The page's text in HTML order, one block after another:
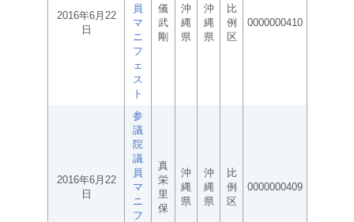
2016年6月22
日
員
マ
ニ
フ
ェ
ス
ト
儀
武
剛
沖
縄
県
沖
縄
県
比
例
区
0000000410
2016年6月22
日
参
議
院
議
員
マ
ニ
フ
真
栄
里
保
沖
縄
県
沖
縄
県
比
例
区
0000000409